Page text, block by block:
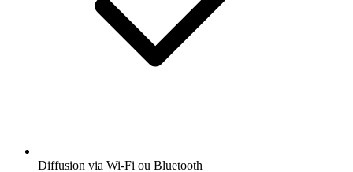
Diffusion via Wi-Fi ou Bluetooth